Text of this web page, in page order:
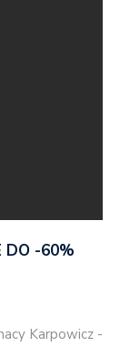
DO -60%
Karpowicz -